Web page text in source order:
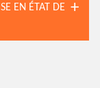
EN ÉTAT DE